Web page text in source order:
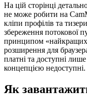
На цій сторінці
не може робити на
кліпи профілів та
збереження потокової
принципом «найкращих
розширення для
платні та доступні
концепцією недоступні.
Як